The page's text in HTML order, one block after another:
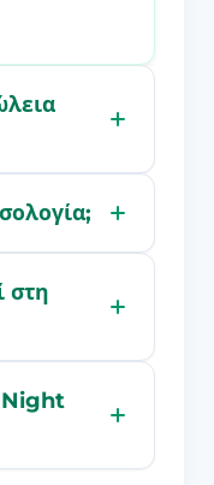
στη
Night